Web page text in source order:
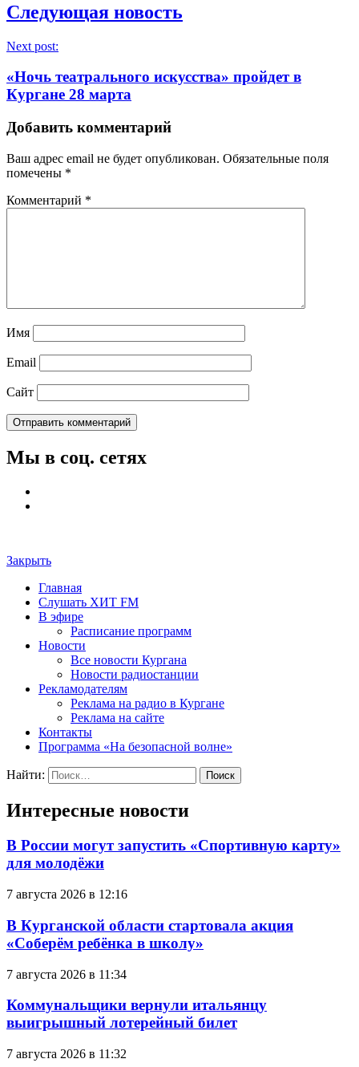
Следующая новость
Next post:
«Ночь театрального искусства» пройдет в
Кургане 28 марта
Добавить комментарий
Ваш адрес email не будет опубликован. Обязательные поля
помечены *
Комментарий *
Имя
Email
Сайт
Мы в соц. сетях
Закрыть
Главная
Слушать ХИТ FM
В эфире
Расписание программ
Новости
Все новости Кургана
Новости радиостанции
Рекламодателям
Реклама на радио в Кургане
Реклама на сайте
Контакты
Программа «На безопасной волне»
Найти:
Интересные новости
В России могут запустить «Спортивную карту»
для молодёжи
7 августа 2026 в 12:16
В Курганской области стартовала акция
«Соберём ребёнка в школу»
7 августа 2026 в 11:34
Коммунальщики вернули итальянцу
выигрышный лотерейный билет
7 августа 2026 в 11:32